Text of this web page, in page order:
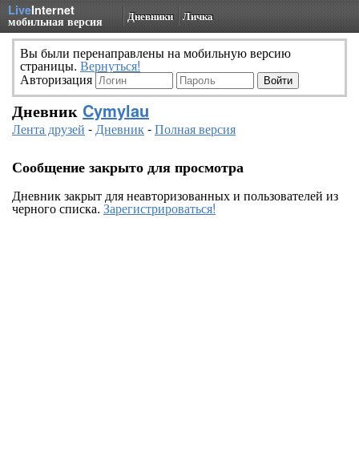
LiveInternet
мобильная версия Дневники Личка
Вы были перенаправлены на мобильную версию
страницы. Вернуться!
Авторизация
Дневник Cymylau
Лента друзей -Дневник-Полная версия
Сообщение закрыто для просмотра
Дневник закрыт для неавторизованных и пользователей из
черного списка. Зарегистрироваться!